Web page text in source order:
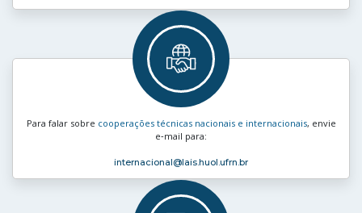
Para falar sobre cooperações técnicas nacionais e internacionais, envie
e‑mail para:
internacional@lais.huol.ufrn.br